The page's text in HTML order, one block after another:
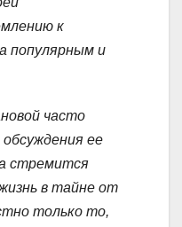
к
популярным и
часто
ее
стремится
в тайне от
только то,